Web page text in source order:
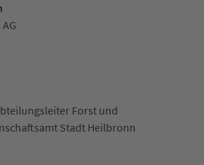
Forst und
Stadt Heilbronn